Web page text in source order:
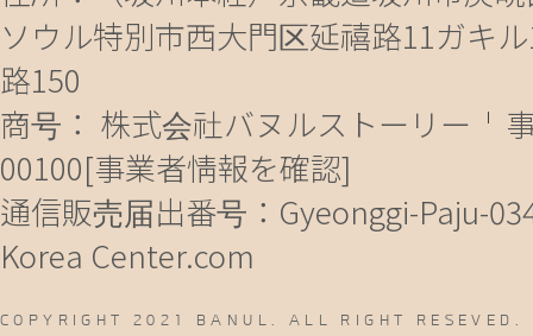
ソウル特別市西大門区延禧路11ガキ
路150
商号： 株式会社バヌルストーリー
00100[事業者情報を確認]
通信販売届出番号：Gyeonggi-Paju-
Korea Center.com
COPYRIGHT 2021 BANUL. ALL RIGHT RESEVED.